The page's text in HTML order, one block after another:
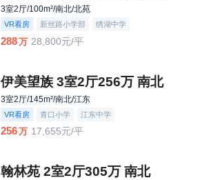
3室2厅/100m²/南北/北苑
VR看房 新丝路小学部 绣湖中学
288万 28,800元/平
伊美望族 3室2厅256万 南北
3室2厅/145m²/南北/江东
VR看房 青口小学 江东中学
256万 17,655元/平
翰林苑 2室2厅305万 南北